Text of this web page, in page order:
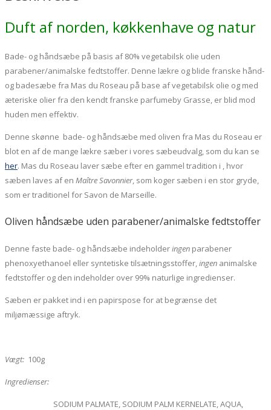
Laurbærblade
antal
Duft af norden, køkkenhave og natur
Bade- og håndsæbe på basis af 80% vegetabilsk olie uden
parabener/animalske fedtstoffer. Denne lækre og blide franske hånd-
og badesæbe fra Mas du Roseau på base af vegetabilsk olie og med
æteriske olier fra den kendt franske parfumeby Grasse, er blid mod
huden men effektiv.
Denne skønne bade- og håndsæbe med oliven fra Mas du Roseau er
blot en af de mange lækre sæber i vores sæbeudvalg, som du kan se
her. Mas du Roseau laver sæbe efter en gammel tradition i , hvor
sæben laves af en Maître Savonnier, som koger sæben i en stor gryde,
som er traditionel for Savon de Marseille.
Oliven håndsæbe uden parabener/animalske fedtstoffer
Denne faste bade- og håndsæbe indeholderingen parabener
phenoxyethanoel eller syntetiske tilsætningsstoffer,ingen animalske
fedtstoffer og den indeholder over 99% naturlige ingredienser.
Sæben er pakket ind i en papirspose for at begrænse det
miljømæssige aftryk.
Vægt: 100g
Ingredienser:
SODIUM PALMATE, SODIUM PALM KERNELATE, AQUA,